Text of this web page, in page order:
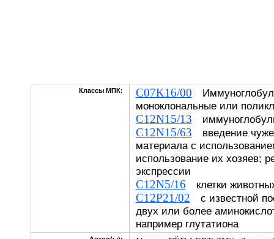
Классы МПК: C07K16/00
моноклональные или
C12N15/13
C12N15/63 введение
материала с
использование их хозяев;
экспрессии
C12N5/16 клетки
C12P21/02 с известной
двух или более
например глутатиона